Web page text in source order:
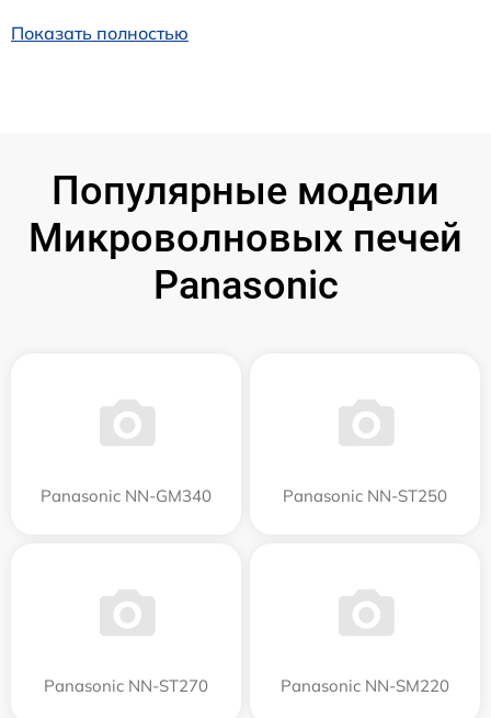
Показать полностью
Популярные модели
Микроволновых печей
Panasonic
Panasonic NN-GM340 Panasonic NN-ST250
Panasonic NN-ST270 Panasonic NN-SM220